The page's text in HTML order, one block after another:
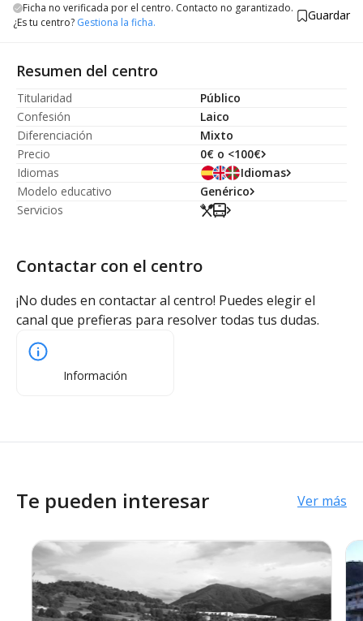
Ficha no verificada por el centro. Contacto no garantizado.
¿Es tu centro? Gestiona la ficha. Guardar
Resumen del centro
Titularidad
Público
Confesión
Laico
Diferenciación
Mixto
Precio
0€ o <100€
Idiomas
Idiomas
Modelo educativo
Genérico
Servicios
Contactar con el centro
¡No dudes en contactar al centro! Puedes elegir el
canal que prefieras para resolver todas tus dudas.
Información
Te pueden interesar Ver más